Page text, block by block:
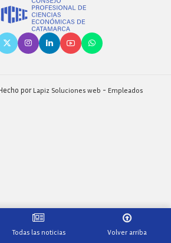
por Lapiz Soluciones web - Empleados
Todas las noticias Volver arriba